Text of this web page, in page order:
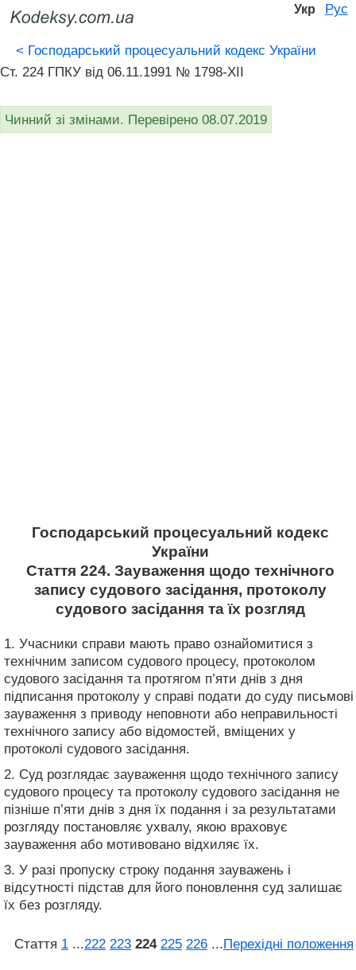
Укр Рус
< Господарський процесуальний кодекс України
Ст. 224 ГПКУ від 06.11.1991 № 1798-XII
Чинний зі змінами. Перевірено 08.07.2019
Господарський процесуальний кодекс
України
Стаття 224. Зауваження щодо технічного
запису судового засідання, протоколу
судового засідання та їх розгляд
1. Учасники справи мають право ознайомитися з
технічним записом судового процесу, протоколом
судового засідання та протягом п’яти днів з дня
підписання протоколу у справі подати до суду письмові
зауваження з приводу неповноти або неправильності
технічного запису або відомостей, вміщених у
протоколі судового засідання.
2. Суд розглядає зауваження щодо технічного запису
судового процесу та протоколу судового засідання не
пізніше п’яти днів з дня їх подання і за результатами
розгляду постановляє ухвалу, якою враховує
зауваження або мотивовано відхиляє їх.
3. У разі пропуску строку подання зауважень і
відсутності підстав для його поновлення суд залишає
їх без розгляду.
Стаття 1 ...222 223 224 225 226 ...Перехідні положення